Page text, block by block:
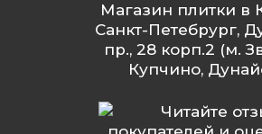
Магазин плитки в
Санкт-Петебрург,
пр., 28 корп.2 (м.
Купчино,